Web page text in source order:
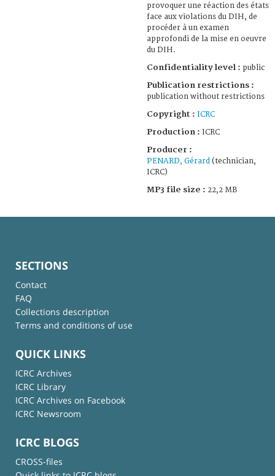
provoquer une réaction des états
face aux violations du DIH, de
procéder à un examen
approfondi de la mise en oeuvre
du DIH.
Confidentiality level : public
Publication restrictions :
publication without restrictions
Copyright : ICRC
Production : ICRC
Producer :
PENARD, Gérard (technician,
ICRC)
MP3 file size : 22,2 MB
SECTIONS
Contact
FAQ
Collections description
Terms and conditions of use
QUICK LINKS
ICRC Archives
ICRC Library
ICRC Archives on Facebook
ICRC Newsroom
ICRC BLOGS
CROSS-files